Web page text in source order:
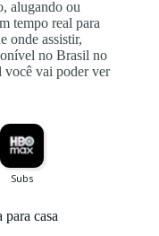
alugando ou
tempo real para
onde assistir,
no Brasil no
você vai poder ver
casa